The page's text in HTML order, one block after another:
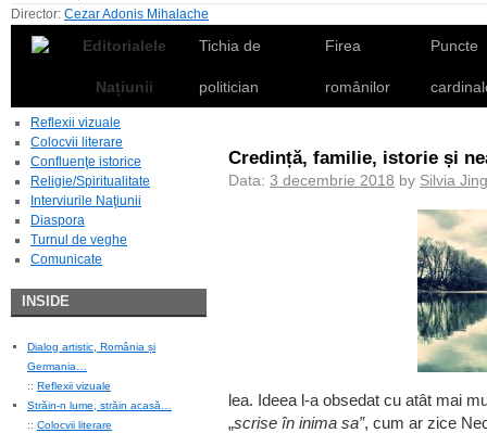
Director: Cezar Adonis Mihalache
Editorialele
Națiunii
Tichia de
politician
Firea
românilor
Puncte
Reflexii vizuale
Colocvii literare
Confluenţe istorice
Religie/Spiritualitate
Interviurile Naţiunii
Diaspora
Turnul de veghe
Comunicate
INSIDE
Dialog artistic, România și
Germania…
:: Reflexii vizuale
Străin-n lume, străin acasă…
:: Colocvii literare
Credință, familie, istorie și
Data: 3 decembrie 2018 by Silvia
lea. Ideea l-a obsedat cu atât mai
„scrise în inima sa”, cum ar zice